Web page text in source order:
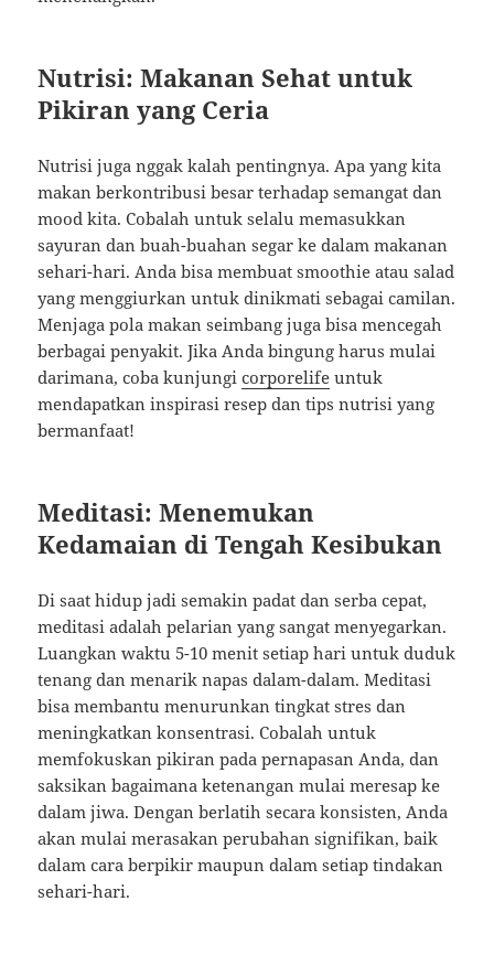
Nutrisi: Makanan Sehat untuk
Pikiran yang Ceria
Nutrisi juga nggak kalah pentingnya. Apa yang kita
makan berkontribusi besar terhadap semangat dan
mood kita. Cobalah untuk selalu memasukkan
sayuran dan buah-buahan segar ke dalam makanan
sehari-hari. Anda bisa membuat smoothie atau salad
yang menggiurkan untuk dinikmati sebagai camilan.
Menjaga pola makan seimbang juga bisa mencegah
berbagai penyakit. Jika Anda bingung harus mulai
darimana, coba kunjungicorporelife untuk
mendapatkan inspirasi resep dan tips nutrisi yang
bermanfaat!
Meditasi: Menemukan
Kedamaian di Tengah Kesibukan
Di saat hidup jadi semakin padat dan serba cepat,
meditasi adalah pelarian yang sangat menyegarkan.
Luangkan waktu 5-10 menit setiap hari untuk duduk
tenang dan menarik napas dalam-dalam. Meditasi
bisa membantu menurunkan tingkat stres dan
meningkatkan konsentrasi. Cobalah untuk
memfokuskan pikiran pada pernapasan Anda, dan
saksikan bagaimana ketenangan mulai meresap ke
dalam jiwa. Dengan berlatih secara konsisten, Anda
akan mulai merasakan perubahan signifikan, baik
dalam cara berpikir maupun dalam setiap tindakan
sehari-hari.